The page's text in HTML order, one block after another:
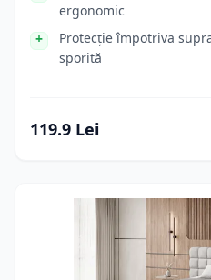
ergonomic
Protecție împotriva
sporită
119.9 Lei